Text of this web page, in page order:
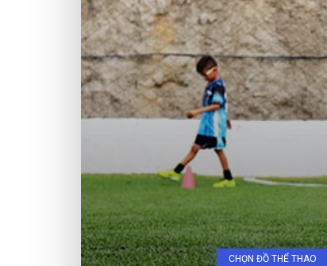
CHỌN ĐỒ THỂ THAO